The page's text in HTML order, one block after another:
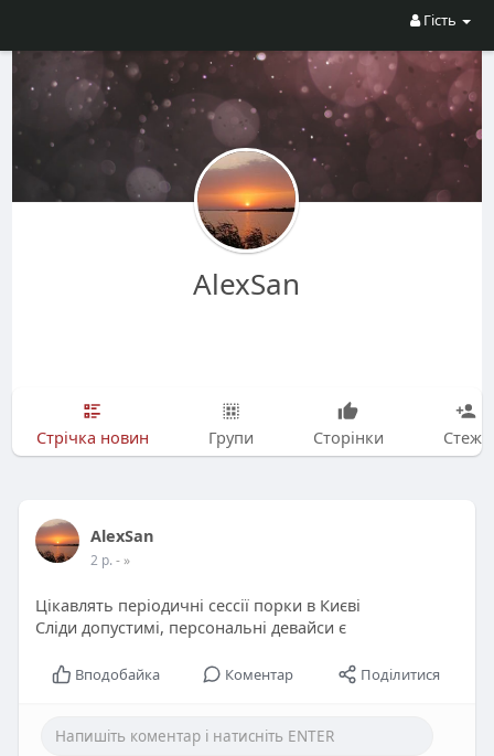
Гість
AlexSan
Стрічка новин Групи Сторінки Стежу
AlexSan
2 р.- »
Цікавлять періодичні сессії порки в Києві
Сліди допустимі, персональні девайси є
Вподобайка Коментар Поділитися